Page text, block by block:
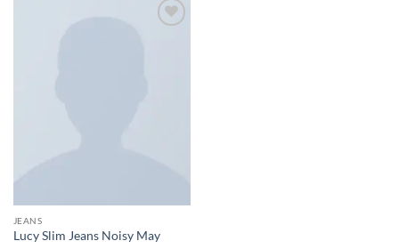
JEANS
Lucy Slim Jeans Noisy May